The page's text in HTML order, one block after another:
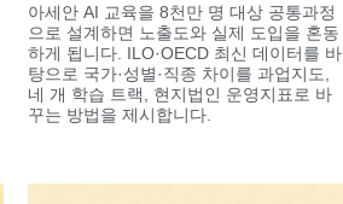
아세안 AI 교육을 8천만 명 대상 공통과정
으로 설계하면 노출도와 실제 도입을 혼동
하게 됩니다. ILO·OECD 최신 데이터를 바
탕으로 국가·성별·직종 차이를 과업지도,
네 개 학습 트랙, 현지법인 운영지표로 바
꾸는 방법을 제시합니다.